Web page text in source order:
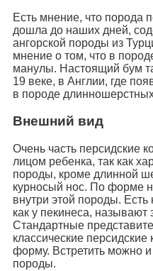
Есть мнение, что порода
дошла до наших дней,
ангорской породы из
мнение о том, что в
манулы. Настоящий бум
19 веке, в Англии, где
в породе
Внешний вид
Очень часть персидские
лицом ребенка, так как
породы, кроме длинной
курносый нос. По форме
внутри этой породы. Есть
как у пекинеса,
Стандартные
классические
форму. Встретить можно
породы.